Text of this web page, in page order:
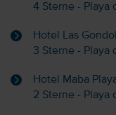
4 Sterne - Playa
Hotel Las
3 Sterne - Playa
Hotel Maba
2 Sterne - Playa